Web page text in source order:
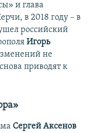
и глава
в 2018 году – в
российский
Игорь
не
приводят к
Сергей Аксенов